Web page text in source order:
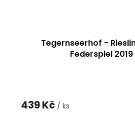
Tegernseerhof -
Federspiel
439 Kč / ks